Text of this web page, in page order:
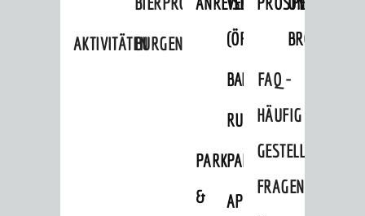
AKTIVITÄTENBURGENERLEBNISSE(ÖPNV)
BAHNVERKEHR
BUSVERKEHR
RUFTAXI
PARK
&
PARKEN
APP
FAQ -
HÄUFIG
GESTELLTE
FRAGEN